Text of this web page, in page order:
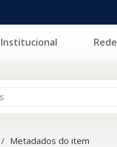
Institucional Rede
Metadados do item